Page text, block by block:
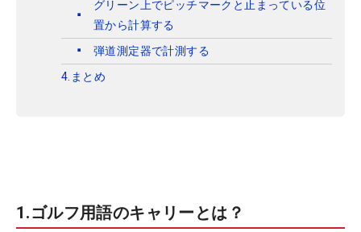
グリーン上でピッチマークと止まっている位
置から計算する
弾道測定器で計測する
4.まとめ
1.ゴルフ用語のキャリーとは？